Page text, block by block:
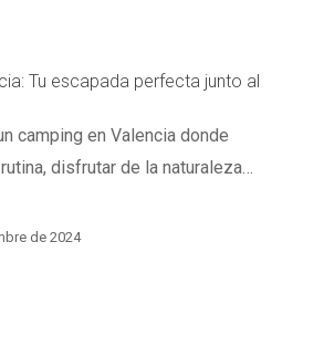
Tu escapada perfecta junto al
camping en Valencia donde
disfrutar de la naturaleza…
de 2024